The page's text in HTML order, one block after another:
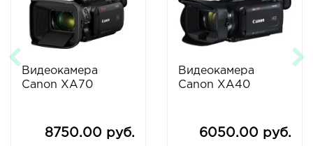
Видеокамера
Canon XA70
8750.00 руб.
Видеокамера
Canon XA40
6050.00 руб.